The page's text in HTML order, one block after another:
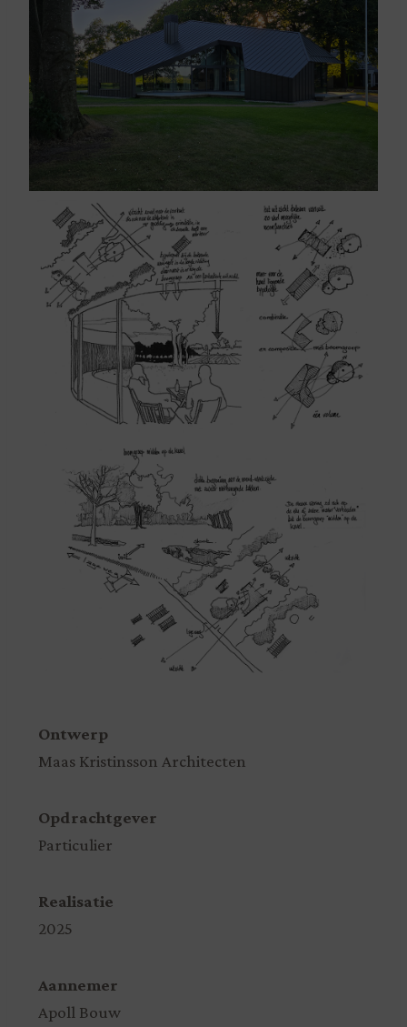
Ontwerp
Maas Kristinsson Architecten
Opdrachtgever
Particulier
Realisatie
2025
Aannemer
Apoll Bouw